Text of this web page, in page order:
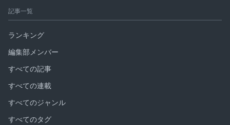
記事一覧
ランキング
編集部メンバー
すべての記事
すべての連載
すべてのジャンル
すべてのタグ